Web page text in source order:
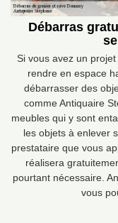
Débarras
Si vous avez un
rendre en espace
débarrasser des
comme Antiquaire
meubles qui y sont
les objets à enlever
prestataire que vous
réalisera
pourtant nécessaire.
vous